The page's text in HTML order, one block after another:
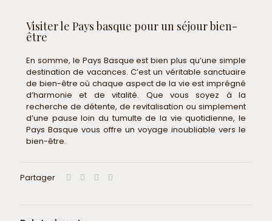
Visiter le Pays basque pour un séjour bien-
être
En somme, le Pays Basque est bien plus qu’une simple
destination de vacances. C’est un véritable sanctuaire
de bien-être où chaque aspect de la vie est imprégné
d’harmonie et de vitalité. Que vous soyez à la
recherche de détente, de revitalisation ou simplement
d’une pause loin du tumulte de la vie quotidienne, le
Pays Basque vous offre un voyage inoubliable vers le
bien-être.
Partager